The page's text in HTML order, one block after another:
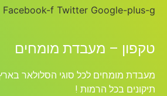
Facebook-f Twitter Google-plus-g
טקפון – מעבדת מומחים
מעבדת מומחים לכל סוגי הסלולאר
תיקונים בכל הרמות !